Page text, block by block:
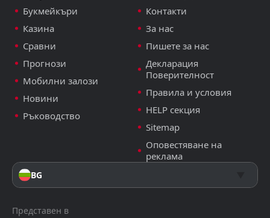
Букмейкъри
Казина
Сравни
Прогнози
Мобилни залози
Новини
Ръководство
Контакти
За нас
Пишете за нас
Декларация
Поверителност
Правила и условия
HELP секция
Sitemap
Оповестяване на
реклама
BG
Представен в